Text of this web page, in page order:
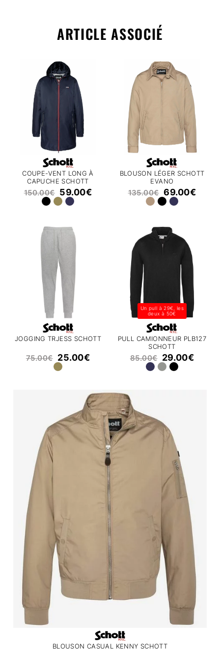
ARTICLE ASSOCIÉ
COUPE-VENT LONG À
CAPUCHE SCHOTT
CLYDE25
150.00€ 59.00€
BLOUSON LÉGER SCHOTT
EVANO
135.00€ 69.00€
JOGGING TRJESS SCHOTT
75.00€ 25.00€
Un pull à 29€, les
deux à 50€
PULL CAMIONNEUR PLB127
SCHOTT
85.00€ 29.00€
BLOUSON CASUAL KENNY SCHOTT